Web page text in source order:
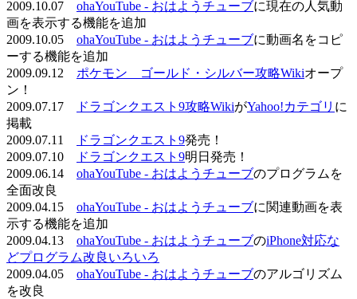
2009.10.07 ohaYouTube - おはようチューブに現在の人気動
画を表示する機能を追加
2009.10.05 ohaYouTube - おはようチューブに動画名をコピ
ーする機能を追加
2009.09.12 ポケモン ゴールド・シルバー攻略Wikiオープ
ン！
2009.07.17
ドラゴンクエスト9攻略WikiがYahoo!カテゴリ に
掲載
2009.07.11
ドラゴンクエスト9発売！
2009.07.10
ドラゴンクエスト9明日発売！
2009.06.14 ohaYouTube - おはようチューブのプログラムを
全面改良
2009.04.15 ohaYouTube - おはようチューブに関連動画を表
示する機能を追加
2009.04.13 ohaYouTube - おはようチューブのiPhone対応な
どプログラム改良いろいろ
2009.04.05 ohaYouTube - おはようチューブのアルゴリズム
を改良